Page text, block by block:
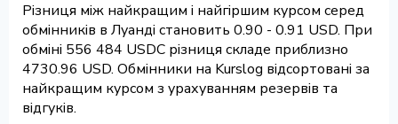
Різниця між найкращим і найгіршим курсом серед
обмінників в Луанді становить 0.90 - 0.91 USD. При
обміні 556 484 USDC різниця складе приблизно
4730.96 USD. Обмінники на Kurslog відсортовані за
найкращим курсом з урахуванням резервів та
відгуків.